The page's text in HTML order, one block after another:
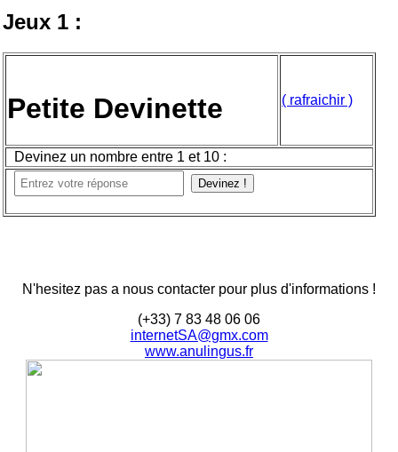
Jeux 1 :
Petite Devinette ( rafraichir )
Devinez un nombre entre 1 et 10 :
Devinez !
N'hesitez pas a nous contacter pour plus d'informations !
(+33) 7 83 48 06 06
internetSA@gmx.com
www.anulingus.fr